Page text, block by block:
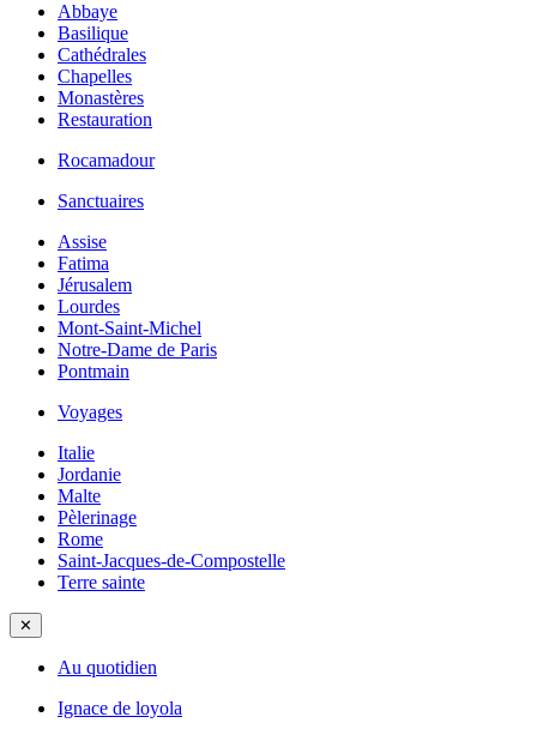
Abbaye
Basilique
Cathédrales
Chapelles
Monastères
Restauration
Rocamadour
Sanctuaires
Assise
Fatima
Jérusalem
Lourdes
Mont-Saint-Michel
Notre-Dame de Paris
Pontmain
Voyages
Italie
Jordanie
Malte
Pèlerinage
Rome
Saint-Jacques-de-Compostelle
Terre sainte
✕
Au quotidien
Ignace de loyola